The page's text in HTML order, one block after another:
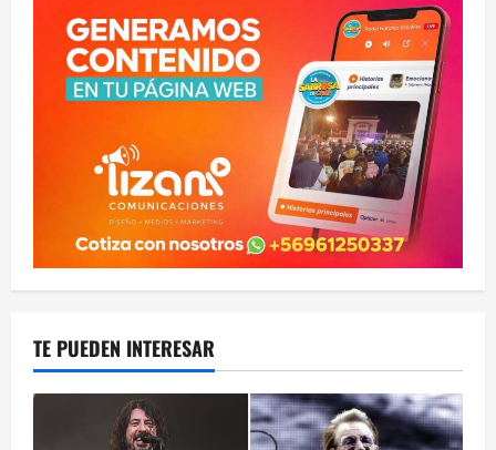
TE PUEDEN INTERESAR